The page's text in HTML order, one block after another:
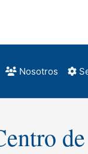
Nosotros